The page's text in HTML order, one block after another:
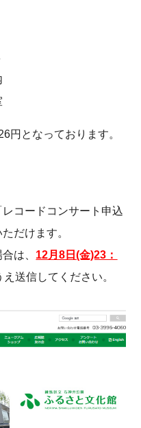
円となっております。
コードコンサート申込
だけます。
は、 12月8日(金)23：
送信してください。